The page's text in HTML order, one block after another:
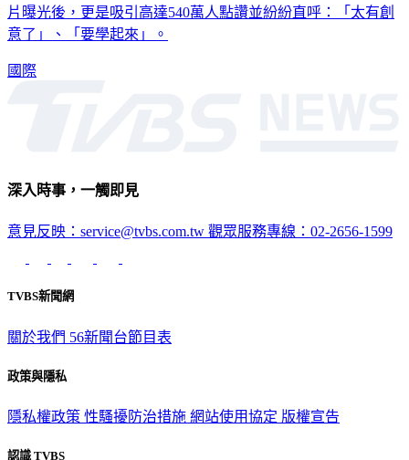
片曝光後，更是吸引高達540萬人點讚並紛紛直呼：「太有創
意了」、「要學起來」。
國際
深入時事，一觸即見
意見反映：service@tvbs.com.tw 觀眾服務專線：02-2656-1599
TVBS新聞網
關於我們 56新聞台節目表
政策與隱私
隱私權政策 性騷擾防治措施 網站使用協定 版權宣告
認識 TVBS